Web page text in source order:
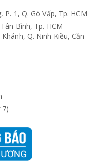
P. 1, Q. Gò Vấp, Tp. HCM
Bình, Tp. HCM
Q. Ninh Kiều, Cần
7)